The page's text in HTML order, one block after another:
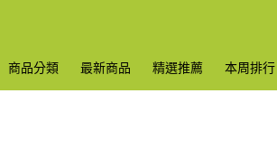
商品分類 最新商品 精選推薦 本周排行